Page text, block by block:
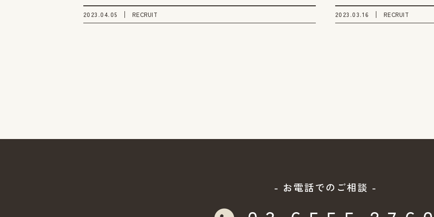
2023.04.05 RECRUIT 2023.03.16 RECRUIT
- お電話でのご相談 -